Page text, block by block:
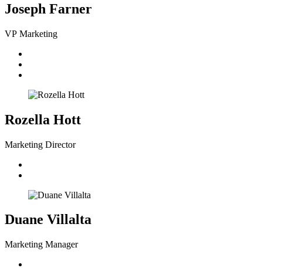
Joseph Farner
VP Marketing
Rozella Hott
Marketing Director
Duane Villalta
Marketing Manager